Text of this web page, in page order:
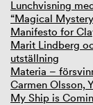
Lunchvisning
“Magical
Manifesto for
Marit Lindberg
utställning
Materia –
Carmen Olsson,
My Ship is